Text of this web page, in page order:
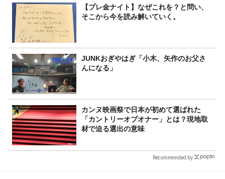
【プレ金ナイト】なぜこれを？と問い、
そこから今を読み解いていく。
JUNKおぎやはぎ「小木、矢作のお父さ
んになる」
カンヌ映画祭で日本が初めて選ばれた
「カントリーオブオナー」とは？現地取
材で迫る選出の意味
Recommended by